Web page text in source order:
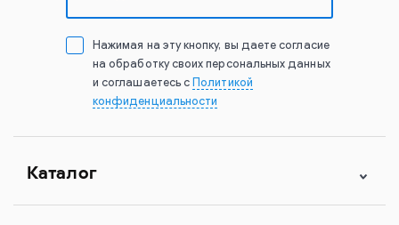
Нажимая на эту кнопку, вы даете согласие
на обработку своих персональных данных
и соглашаетесь с Политикой
конфиденциальности
Каталог